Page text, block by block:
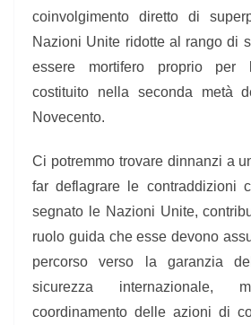
coinvolgimento diretto di
Nazioni Unite ridotte al rango di
essere mortifero proprio per
costituito nella seconda metà
Novecento.
Ci potremmo trovare dinnanzi a
far deflagrare le contraddizioni
segnato le Nazioni Unite,
ruolo guida che esse devono
percorso verso la garanzia
sicurezza internazionale,
coordinamento delle azioni di